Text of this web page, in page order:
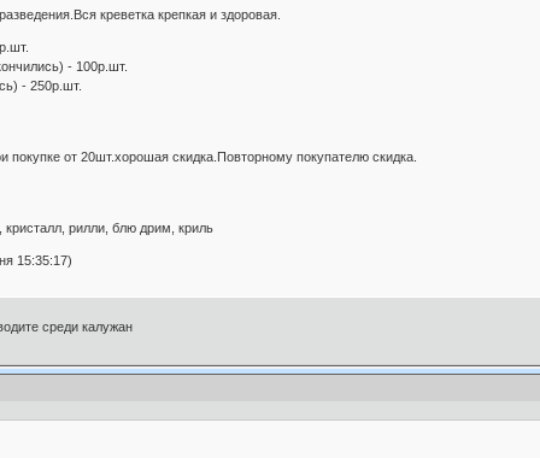
креветка крепкая и здоровая.
- 100р.шт.
- 250р.шт.
покупке от 20шт.хорошая скидка.Повторному покупателю скидка.
кристалл, рилли, блю дрим, криль
15:35:17)
среди калужан